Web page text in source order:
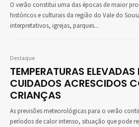
O verão constitui uma das épocas de maior
históricos e culturais da região do Vale do
interpretativos, igrejas, parques...
Destaque
TEMPERATURAS ELEVADAS
CUIDADOS ACRESCIDOS
CRIANÇAS
As previsões meteorológicas para o verão
períodos de calor intenso, situação que pode